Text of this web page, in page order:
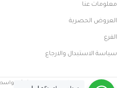
معلومات عنا
العروض الحصرية
الفرع
سياسة الاستبدال والارجاع
تم إنشاؤه